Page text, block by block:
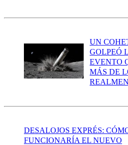
UN
GOLPEÓ
EVENTO
MÁS DE
DESALOJOS EXPRÉS:
FUNCIONARÍA EL NUEVO